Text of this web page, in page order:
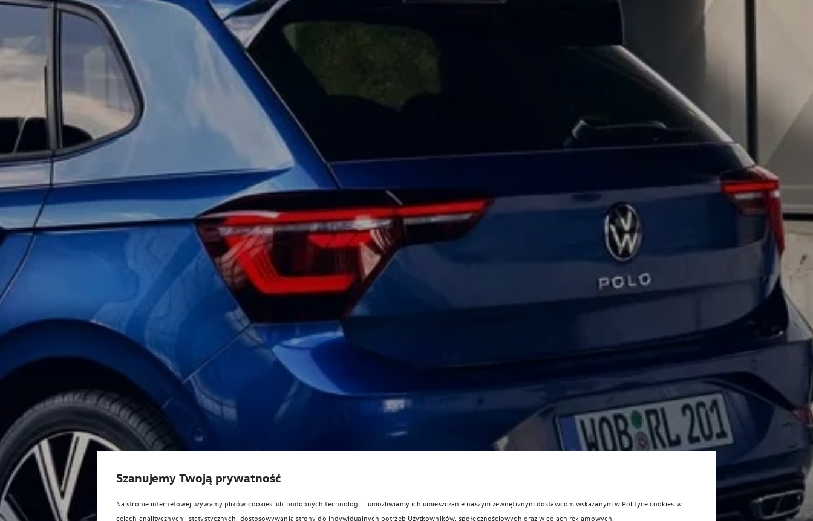
Szanujemy Twoją prywatność
Na stronie internetowej używamy plików cookies lub podobnych technologii i umożliwiamy ich umieszczanie naszym zewnętrznym dostawcom wskazanym w Polityce cookies w
celach analitycznych i statystycznych, dostosowywania strony do indywidualnych potrzeb Użytkowników, społecznościowych oraz w celach reklamowych.